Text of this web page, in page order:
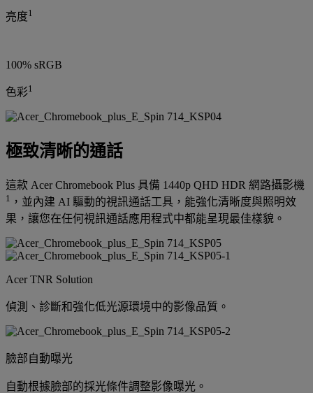
亮度1
100% sRGB
色彩1
極致清晰的通話
這款 Acer Chromebook Plus 具備 1440p QHD HDR 網路攝影機
1 ，並內建 AI 驅動的視訊通話工具，能強化清晰度與照明效
果，讓您在任何視訊通話應用程式中都能呈現最佳樣貌。
Acer TNR Solution
偵測、診斷和強化低光源環境中的影像品質。
臉部自動曝光
自動根據臉部的採光條件調整影像曝光。